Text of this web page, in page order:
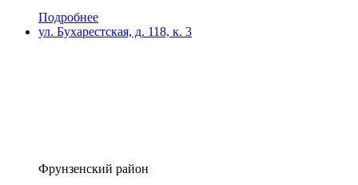
Подробнее
ул. Бухарестская, д. 118, к. 3
Фрунзенский район